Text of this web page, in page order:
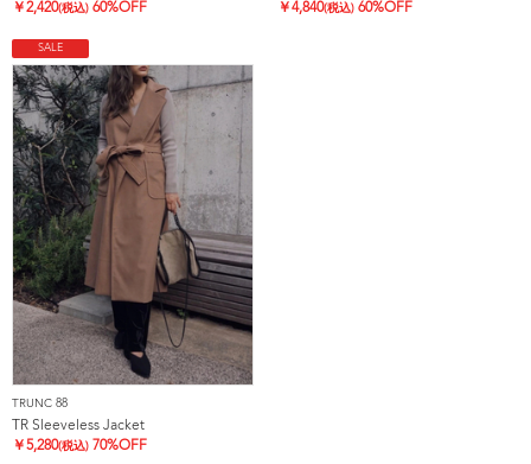
￥2,420(税込) 60%OFF
￥4,840(税込) 60%OFF
SALE
TRUNC 88
TR Sleeveless Jacket
￥5,280(税込) 70%OFF